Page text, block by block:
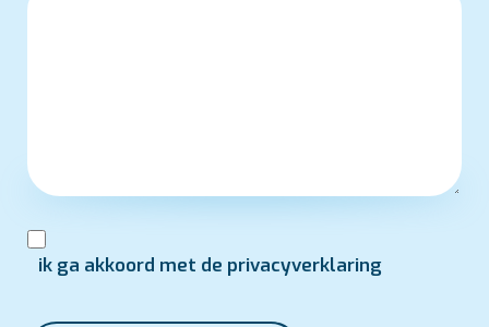
ik ga akkoord met de privacyverklaring